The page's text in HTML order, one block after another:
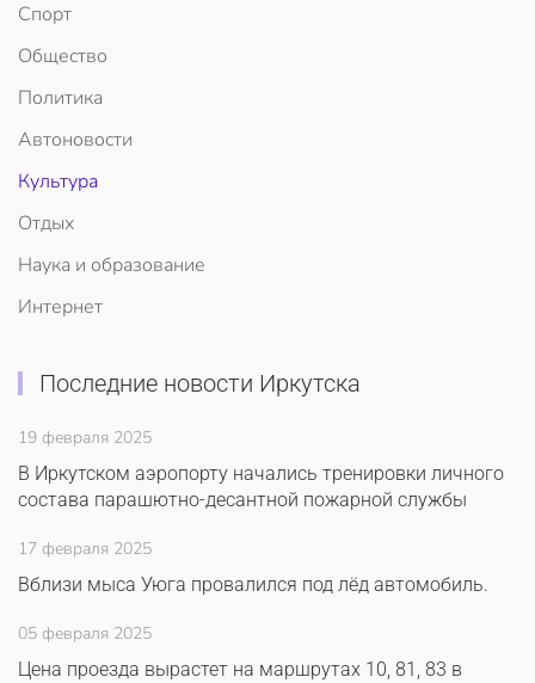
Спорт
Общество
Политика
Автоновости
Культура
Отдых
Наука и образование
Интернет
Последние новости Иркутска
19 февраля 2025
В Иркутском аэропорту начались тренировки личного
состава парашютно-десантной пожарной службы
17 февраля 2025
Вблизи мыса Уюга провалился под лёд автомобиль.
05 февраля 2025
Цена проезда вырастет на маршрутах 10, 81, 83 в